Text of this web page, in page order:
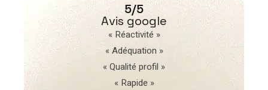
5/5
Avis google
« Réactivité »
« Adéquation »
« Qualité profil »
« Rapide »